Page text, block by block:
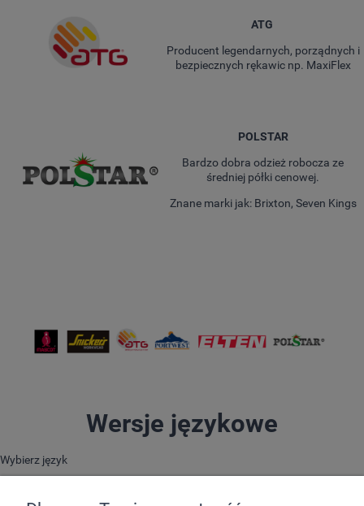
ATG
Producent legendarnych, porządnych i
bezpiecznych rękawic np. MaxiFlex
POLSTAR
Bardzo dobra odzież robocza ze
średniej półki cenowej.
Znane marki jak: Brixton, Seven Kings
Wersje językowe
Wybierz język